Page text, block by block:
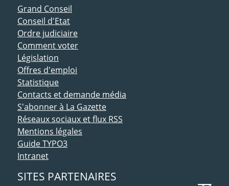
ACCÈS DIRECT
Grand Conseil
Conseil d'Etat
Ordre judiciaire
Comment voter
Législation
Offres d'emploi
Statistique
Contacts et demande média
S'abonner à La Gazette
Réseaux sociaux et flux RSS
Mentions légales
Guide TYPO3
Intranet
SITES PARTENAIRES